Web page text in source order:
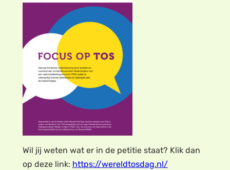
Wil jij weten wat er in de petitie staat? Klik dan
op deze link: https://wereldtosdag.nl/